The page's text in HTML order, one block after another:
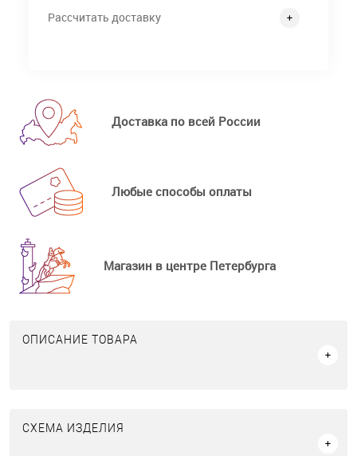
Рассчитать доставку
Доставка по всей России
Любые способы оплаты
Магазин в центре Петербурга
ОПИСАНИЕ ТОВАРА
СХЕМА ИЗДЕЛИЯ